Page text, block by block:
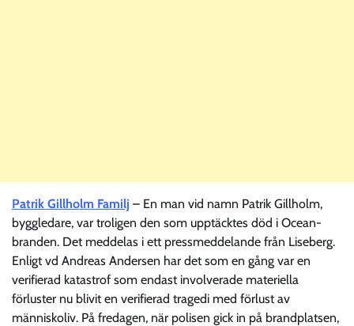
Patrik Gillholm Familj – En man vid namn Patrik Gillholm,
byggledare, var troligen den som upptäcktes död i Ocean-
branden. Det meddelas i ett pressmeddelande från Liseberg.
Enligt vd Andreas Andersen har det som en gång var en
verifierad katastrof som endast involverade materiella
förluster nu blivit en verifierad tragedi med förlust av
människoliv. På fredagen, när polisen gick in på brandplatsen,